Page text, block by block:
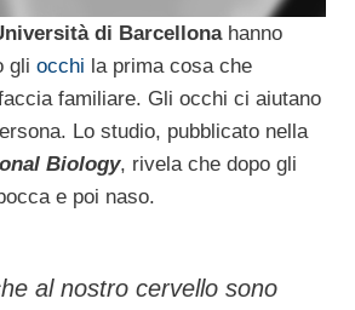
di Barcellonahanno
gli occhi la prima cosa che
familiare. Gli occhi ci aiutano
Lo studio, pubblicato nella
Biology, rivela che dopo gli
e poi naso.
al nostro cervello sono